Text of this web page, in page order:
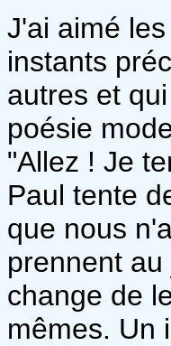
J'ai aimé
instants
autres et
poésie
"Allez ! Je
Paul tente
que nous
prennent
change de
mêmes. Un